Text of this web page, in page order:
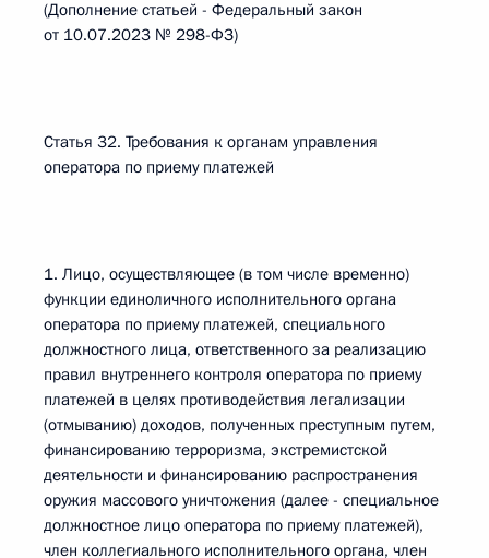
(Дополнение статьей - Федеральный закон
от 10.07.2023 № 298-ФЗ)
Статья 32. Требования к органам управления
оператора по приему платежей
1. Лицо, осуществляющее (в том числе временно)
функции единоличного исполнительного органа
оператора по приему платежей, специального
должностного лица, ответственного за реализацию
правил внутреннего контроля оператора по приему
платежей в целях противодействия легализации
(отмыванию) доходов, полученных преступным путем,
финансированию терроризма, экстремистской
деятельности и финансированию распространения
оружия массового уничтожения (далее - специальное
должностное лицо оператора по приему платежей),
член коллегиального исполнительного органа, член